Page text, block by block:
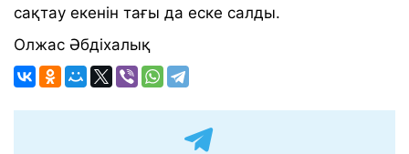
сақтау екенін тағы да еске салды.
Олжас Әбдіхалық